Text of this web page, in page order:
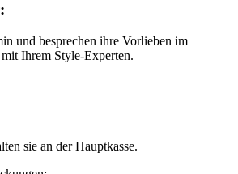
und besprechen ihre Vorlieben im
Ihrem Style-Experten.
sie an der Hauptkasse.